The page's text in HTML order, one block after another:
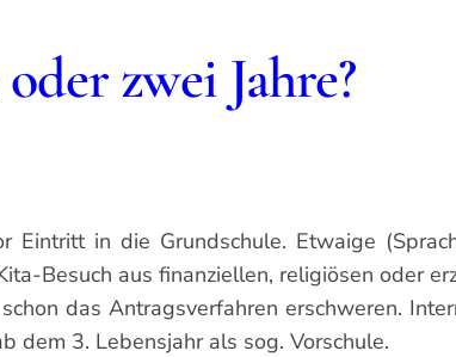
zwei Jahre?
in die Grundschule. Etwaige
Besuch aus finanziellen, religiösen oder
das Antragsverfahren erschweren.
dem 3. Lebensjahr als sog. Vorschule.